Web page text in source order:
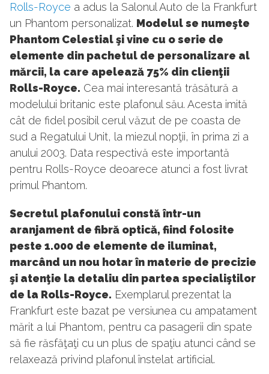
Rolls-Royce a adus la Salonul Auto de la Frankfurt
un Phantom personalizat. Modelul se numeşte
Phantom Celestial şi vine cu o serie de
elemente din pachetul de personalizare al
mărcii, la care apelează 75% din clienţii
Rolls-Royce. Cea mai interesantă trăsătură a
modelului britanic este plafonul său. Acesta imită
cât de fidel posibil cerul văzut de pe coasta de
sud a Regatului Unit, la miezul nopţii, în prima zi a
anului 2003. Data respectivă este importantă
pentru Rolls-Royce deoarece atunci a fost livrat
primul Phantom.
Secretul plafonului constă într-un
aranjament de fibră optică, fiind folosite
peste 1.000 de elemente de iluminat,
marcând un nou hotar în materie de precizie
şi atenţie la detaliu din partea specialiştilor
de la Rolls-Royce. Exemplarul prezentat la
Frankfurt este bazat pe versiunea cu ampatament
mărit a lui Phantom, pentru ca pasagerii din spate
să fie răsfăţaţi cu un plus de spaţiu atunci când se
relaxează privind plafonul înstelat artificial.